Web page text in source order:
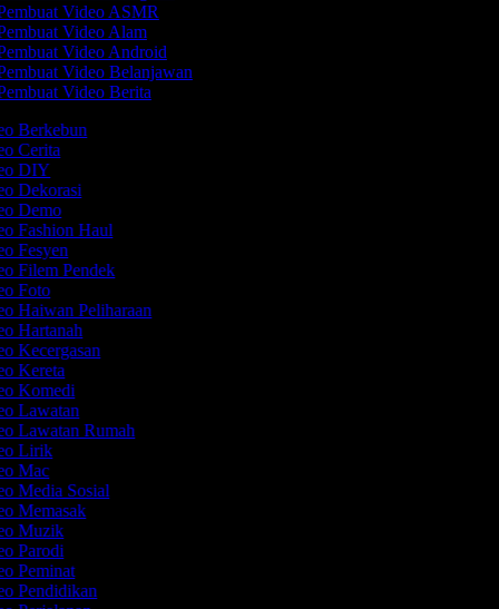
Video ASMR
Video Alam
Video Android
Video Belanjawan
Video Berita
Berkebun
Cerita
DIY
Dekorasi
Demo
Fashion Haul
Fesyen
Filem Pendek
Foto
Haiwan Peliharaan
Hartanah
Kecergasan
Kereta
Komedi
Lawatan
Lawatan Rumah
Lirik
Mac
Media Sosial
Memasak
Muzik
Parodi
Peminat
Pendidikan